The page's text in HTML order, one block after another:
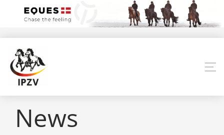
News